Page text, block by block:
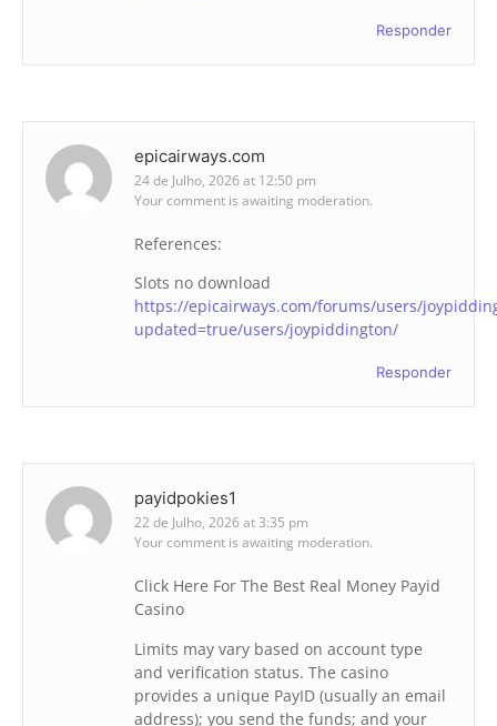
Responder
epicairways.com
24 de Julho, 2026 at 12:50 pm
Your comment is awaiting moderation.
References:
Slots no download
https://epicairways.com/forums/users/
updated=true/users/joypiddington/
Responder
payidpokies1
22 de Julho, 2026 at 3:35 pm
Your comment is awaiting moderation.
Click Here For The Best Real Money Payid
Casino
Limits may vary based on account type
and verification status. The casino
provides a unique PayID (usually an email
address); you send the funds; and your